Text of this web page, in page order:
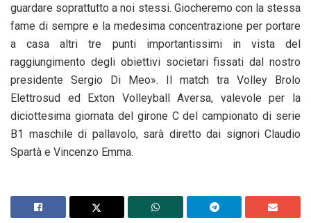
guardare soprattutto a noi stessi. Giocheremo con la stessa
fame di sempre e la medesima concentrazione per portare
a casa altri tre punti importantissimi in vista del
raggiungimento degli obiettivi societari fissati dal nostro
presidente Sergio Di Meo». Il match tra Volley Brolo
Elettrosud ed Exton Volleyball Aversa, valevole per la
diciottesima giornata del girone C del campionato di serie
B1 maschile di pallavolo, sarà diretto dai signori Claudio
Spartà e Vincenzo Emma.